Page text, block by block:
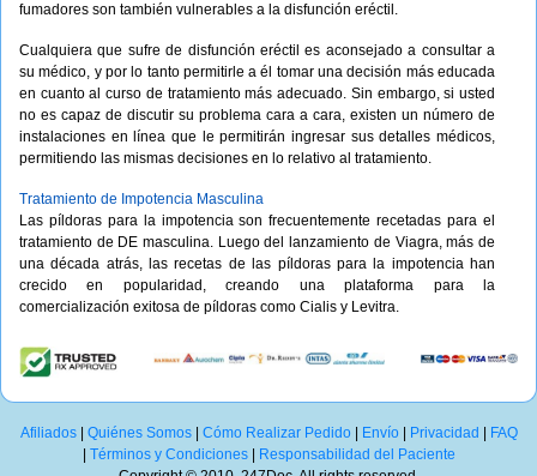
fumadores son también vulnerables a la disfunción eréctil.
Cualquiera que sufre de disfunción eréctil es aconsejado a consultar a
su médico, y por lo tanto permitirle a él tomar una decisión más educada
en cuanto al curso de tratamiento más adecuado. Sin embargo, si usted
no es capaz de discutir su problema cara a cara, existen un número de
instalaciones en línea que le permitirán ingresar sus detalles médicos,
permitiendo las mismas decisiones en lo relativo al tratamiento.
Tratamiento de Impotencia Masculina
Las píldoras para la impotencia son frecuentemente recetadas para el
tratamiento de DE masculina. Luego del lanzamiento de Viagra, más de
una década atrás, las recetas de las píldoras para la impotencia han
crecido en popularidad, creando una plataforma para la
comercialización exitosa de píldoras como Cialis y Levitra.
Afiliados| Quiénes Somos| Cómo Realizar Pedido| Envío| Privacidad
FAQ
Términos y Condiciones|
Responsabilidad del Paciente